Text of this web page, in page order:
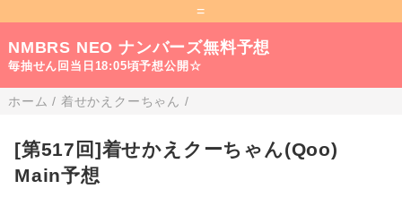
=
NMBRS NEO ナンバーズ無料予想
毎抽せん回当日18:05頃予想公開☆
ホーム / 着せかえクーちゃん /
[第517回]着せかえクーちゃん(Qoo)
Main予想